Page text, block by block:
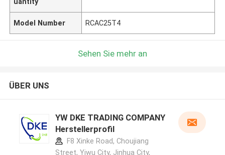
Model Number RCAC25T4
Sehen Sie mehr an
ÜBER UNS
YW DKE TRADING COMPANY
Herstellerprofil
F8 Xinke Road, Choujiang
Street, Yiwu City, Jinhua City,